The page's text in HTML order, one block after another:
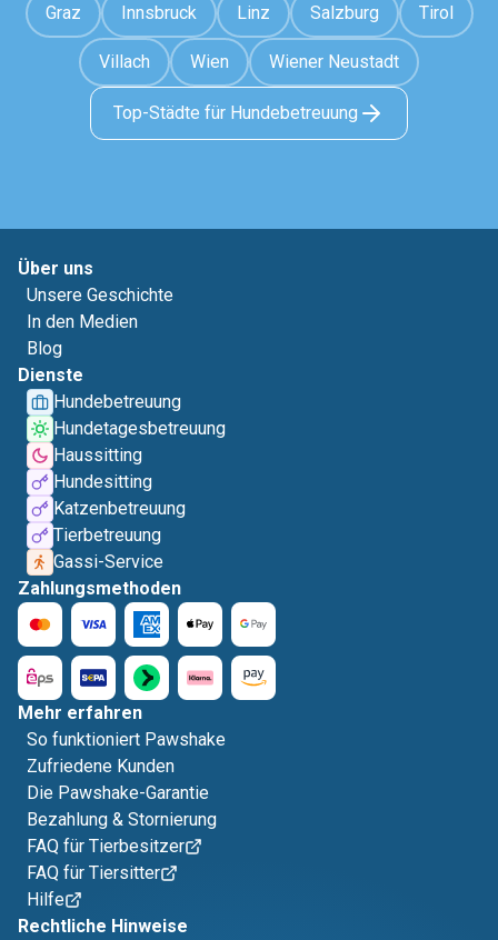
Graz Innsbruck Linz Salzburg Tirol
Villach Wien Wiener Neustadt
Top-Städte für Hundebetreuung
Über uns
Unsere Geschichte
In den Medien
Blog
Dienste
Hundebetreuung
Hundetagesbetreuung
Haussitting
Hundesitting
Katzenbetreuung
Tierbetreuung
Gassi-Service
Zahlungsmethoden
Mehr erfahren
So funktioniert Pawshake
Zufriedene Kunden
Die Pawshake-Garantie
Bezahlung & Stornierung
FAQ für Tierbesitzer
FAQ für Tiersitter
Hilfe
Rechtliche Hinweise